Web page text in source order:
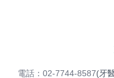
電話：02-7744-8587(牙